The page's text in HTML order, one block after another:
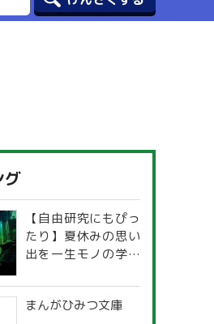
グ
【自由研究にもぴっ
たり】夏休みの思い
出を一生モノの学び
探究ガイド
まんがひみつ文庫